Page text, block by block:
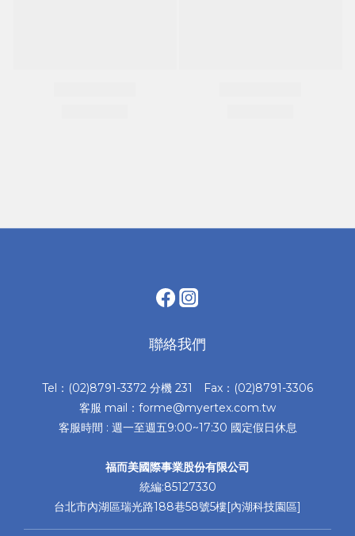
聯絡我們
Tel：(02)8791-3372 分機 231 Fax：(02)8791-3306
客服 mail：forme@myertex.com.tw
客服時間 : 週一至週五9:00~17:30 國定假日休息
福而美國際事業股份有限公司
統編:85127330
台北市內湖區瑞光路188巷58號5樓[內湖科技園區]